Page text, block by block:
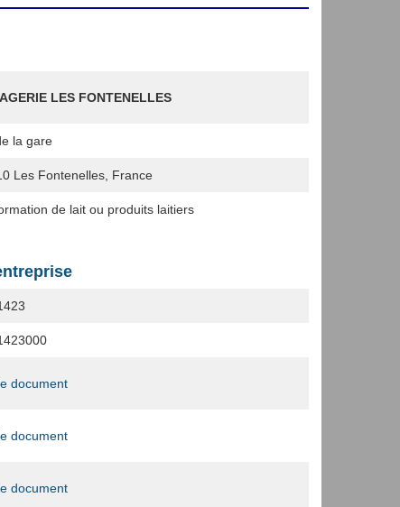
LES FONTENELLES
la gare
Les Fontenelles, France
de lait ou produits laitiers
document
document
document